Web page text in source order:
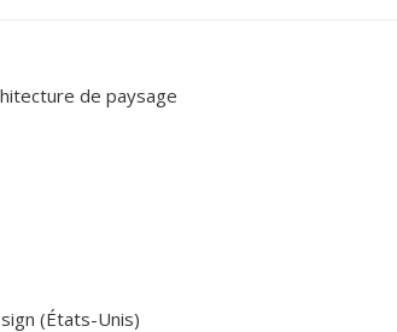
de paysage
(États-Unis)